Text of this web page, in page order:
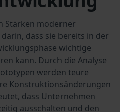
Stärken moderner
dass sie bereits in der
wichtige
kann. Durch die Analyse
werden teure
Konstruktionsänderungen
dass Unternehmen
ausschalten und den